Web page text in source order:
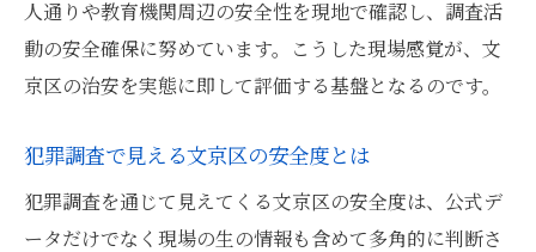
人通りや教育機関周辺の安全性を現地で確認し、調査活
動の安全確保に努めています。こうした現場感覚が、文
京区の治安を実態に即して評価する基盤となるのです。
犯罪調査で見える文京区の安全度とは
犯罪調査を通じて見えてくる文京区の安全度は、公式デ
ータだけでなく現場の生の情報も含めて多角的に判断さ